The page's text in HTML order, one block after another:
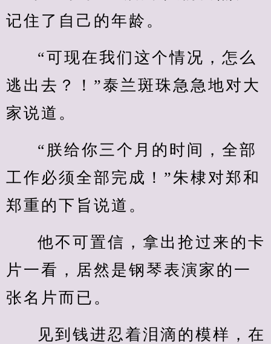
记住了自己的年龄。
“可现在我们这个情况，怎么
逃出去？！”泰兰斑珠急急地对大
家说道。
“朕给你三个月的时间，全部
工作必须全部完成！”朱棣对郑和
郑重的下旨说道。
他不可置信，拿出抢过来的卡
片一看，居然是钢琴表演家的一
张名片而已。
见到钱进忍着泪滴的模样，在